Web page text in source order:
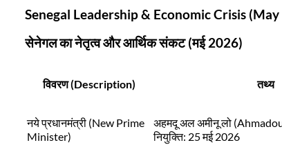
Senegal Leadership & Economic Crisis
सेनेगल का नेतृत्व और आर्थिक संकट (मई 2026)
विवरण (Description) तथ्य
नये प्रधानमंत्री (New Prime
Minister)
अहमदू अल अमीनू लो
नियुक्ति: 25 मई 2026